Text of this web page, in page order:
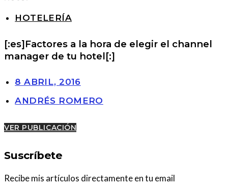
HOTELERÍA
[:es]Factores a la hora de elegir el channel
manager de tu hotel[:]
8 ABRIL, 2016
ANDRÉS ROMERO
VER PUBLICACIÓN
Suscríbete
Recibe mis artículos directamente en tu email